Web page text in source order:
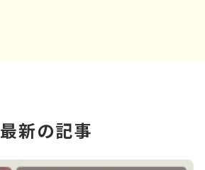
最新の記事